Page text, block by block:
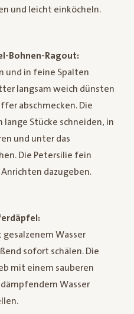
und leicht einköcheln.
Bohnen-Ragout:
und in feine Spalten
langsam weich dünsten
abschmecken. Die
lange Stücke schneiden, in
und unter das
Die Petersilie fein
dazugeben.
Wasser
sofort schälen. Die
mit einem sauberen
Wasser